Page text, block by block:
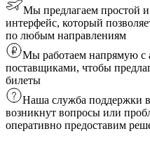
Мы предлагаем простой
интерфейс, который
по любым направлениям
Мы работаем напрямую с
поставщиками, чтобы
билеты
Наша служба поддержки
возникнут вопросы или
оперативно предоставим